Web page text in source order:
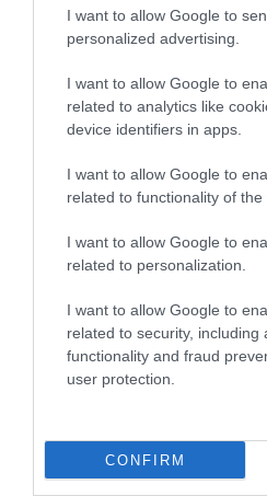
I want to allow Google to
personalized advertising.
I want to allow Google to
related to analytics like
device identifiers in apps.
I want to allow Google to
related to functionality of the
I want to allow Google to
related to personalization.
I want to allow Google to
related to security, including
functionality and fraud
user protection.
CONFIRM
5 Hidden Signs You Have
Body
362 119 261